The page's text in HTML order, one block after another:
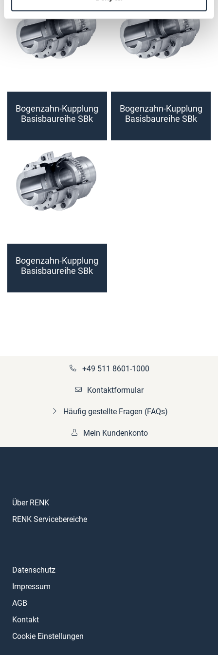
Bogenzahn-Kupplung
Basisbaureihe SBk
(fertiggebohrt)
Bogenzahn-Kupplung
Basisbaureihe SBk
(fertiggebohrt)
Bogenzahn-Kupplung
Basisbaureihe SBk
(fertiggebohrt)
+49 511 8601-1000
Kontaktformular
Häufig gestellte Fragen (FAQs)
Mein Kundenkonto
Über RENK
RENK Servicebereiche
Datenschutz
Impressum
AGB
Kontakt
Cookie Einstellungen